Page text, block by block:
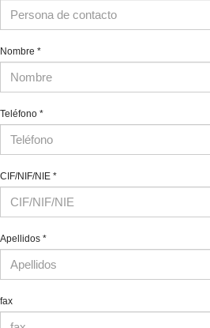
Nombre *
Teléfono *
CIF/NIF/NIE *
Apellidos *
fax